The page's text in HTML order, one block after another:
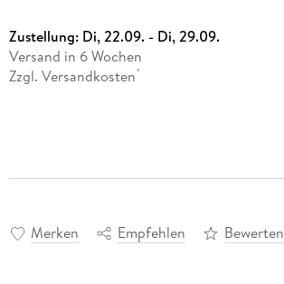
Zustellung: Di, 22.09. - Di, 29.09.
Versand in 6 Wochen
Zzgl. Versandkosten *
Merken Empfehlen Bewerten